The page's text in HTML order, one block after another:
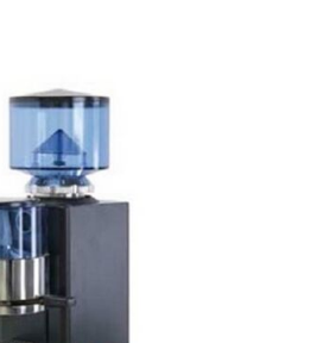
RÉSZLETEK